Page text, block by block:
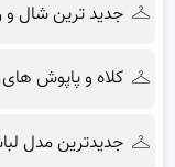
جدید ترین شال و
کلاه و پاپوش
جدیدترین مدل